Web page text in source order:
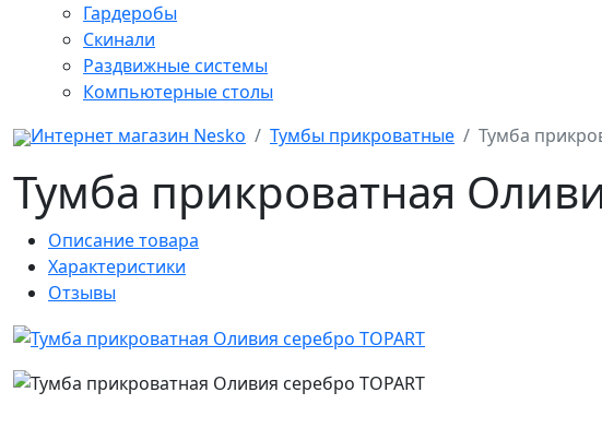
Гардеробы
Скинали
Раздвижные системы
Компьютерные столы
Интернет магазин Nesko Тумбы прикроватные Тумба
Тумба прикроватная
Описание товара
Характеристики
Отзывы